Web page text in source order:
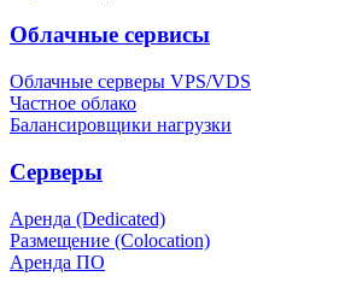
Облачные сервисы
Облачные серверы VPS/VDS
Частное облако
Балансировщики нагрузки
Серверы
Аренда (Dedicated)
Размещение (Colocation)
Аренда ПО